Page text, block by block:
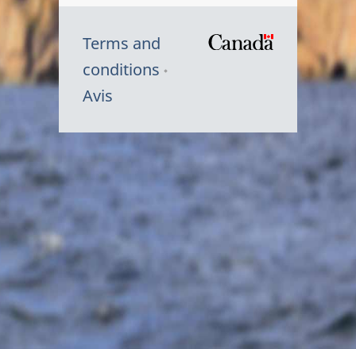
Terms and
conditions
Avis
Symbole
Canada